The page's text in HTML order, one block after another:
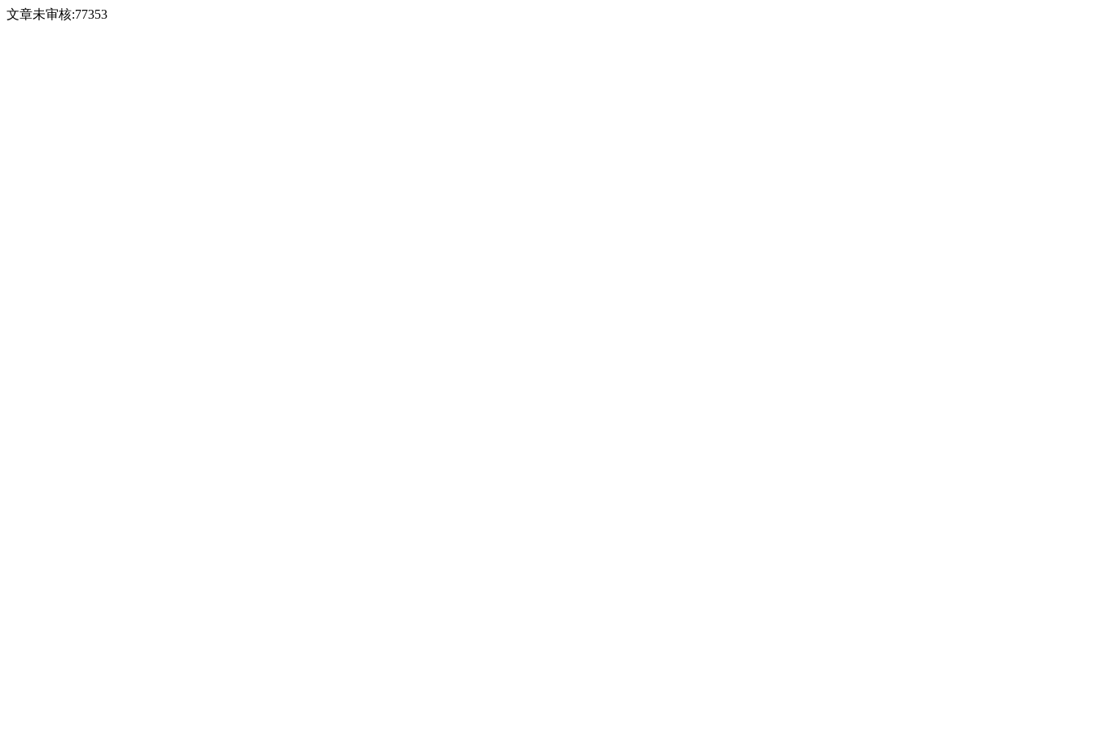
文章未审核:77353